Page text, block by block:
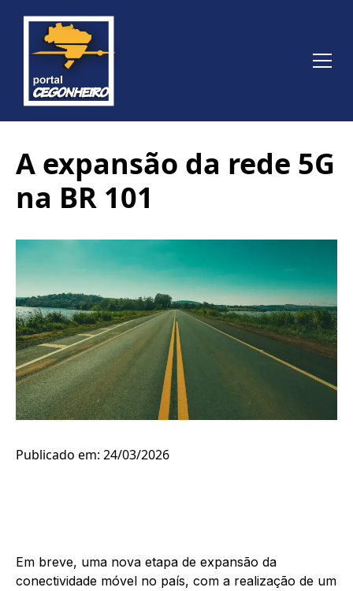
A expansão da rede 5G
na BR 101
Publicado em: 24/03/2026
Em breve, uma nova etapa de expansão da
conectividade móvel no país, com a realização de um